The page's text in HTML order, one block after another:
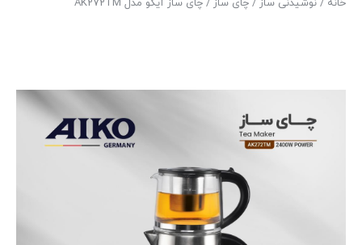
خانه / نوشیدنی ساز / چای ساز / چای ساز آیکو مدل AK272TM